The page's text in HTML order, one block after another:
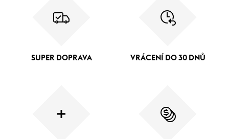
SUPER DOPRAVA VRÁCENÍ DO 30 DNŮ